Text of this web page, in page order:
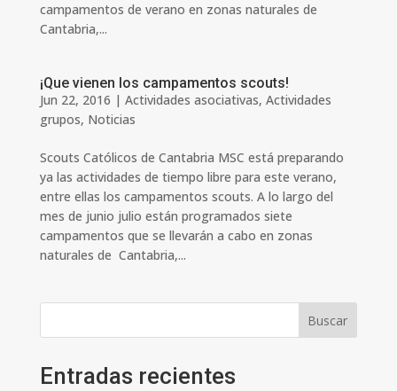
campamentos de verano en zonas naturales de
Cantabria,...
¡Que vienen los campamentos scouts!
Jun 22, 2016 | Actividades asociativas, Actividades
grupos, Noticias
Scouts Católicos de Cantabria MSC está preparando
ya las actividades de tiempo libre para este verano,
entre ellas los campamentos scouts. A lo largo del
mes de junio julio están programados siete
campamentos que se llevarán a cabo en zonas
naturales de Cantabria,...
Buscar
Entradas recientes